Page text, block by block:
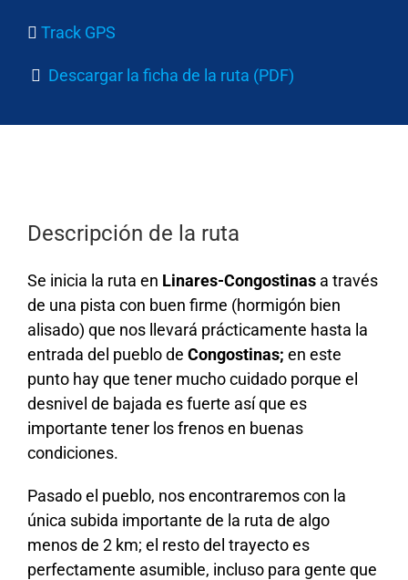
Track GPS
Descargar la ficha de la ruta (PDF)
Descripción de la ruta
Se inicia la ruta en Linares-Congostinas a través
de una pista con buen firme (hormigón bien
alisado) que nos llevará prácticamente hasta la
entrada del pueblo de Congostinas; en este
punto hay que tener mucho cuidado porque el
desnivel de bajada es fuerte asíque es
importante tener los frenos en buenas
condiciones.
Pasado el pueblo, nos encontraremos con la
única subida importante de la ruta de algo
menos de 2 km; el resto del trayecto es
perfectamente asumible, incluso para gente que